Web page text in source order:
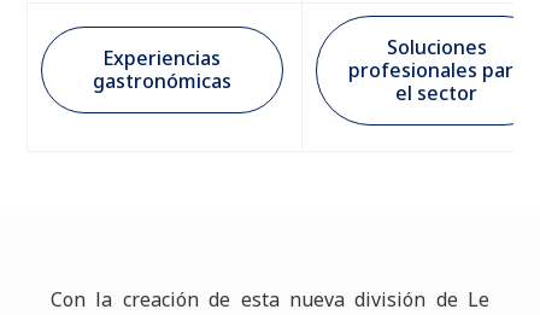
Experiencias
gastronómicas
Soluciones
profesionales para
el sector
Con la creación de esta nueva división de Le